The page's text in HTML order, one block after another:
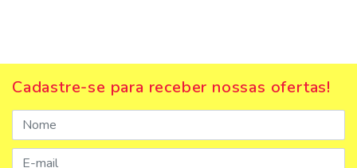
Cadastre-se para receber nossas ofertas!